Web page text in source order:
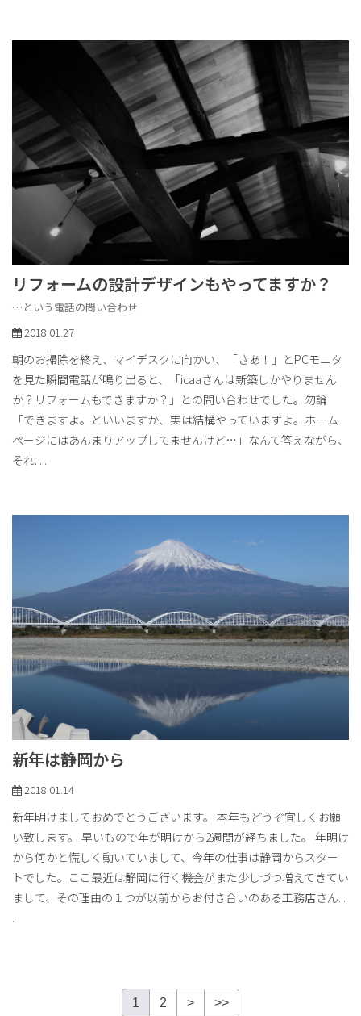
リフォームの設計デザインもやってますか？
…という電話の問い合わせ
2018.01.27
朝のお掃除を終え、マイデスクに向かい、「さあ！」とPCモニタ
を見た瞬間電話が鳴り出ると、「icaaさんは新築しかやりません
か？リフォームもできますか？」との問い合わせでした。勿論
「できますよ。といいますか、実は結構やっていますよ。ホーム
ページにはあんまりアップしてませんけど…」なんて答えながら、
それ. . .
新年は静岡から
2018.01.14
新年明けましておめでとうございます。 本年もどうぞ宜しくお願
い致します。 早いもので年が明けから2週間が経ちました。 年明け
から何かと慌しく動いていまして、今年の仕事は静岡からスター
トでした。ここ最近は静岡に行く機会がまた少しづつ増えてきてい
まして、その理由の１つが以前からお付き合いのある工務店さん. .
.
1 2 > >>